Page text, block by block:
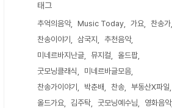
태그
추억의음악 Music Today 가요
찬송가
찬송이야기
삼국지
추천음악
미네르바지난글
뮤지컬
올드팝
굿모닝클래식
미네르바글모음
찬송가이야기
박춘배 찬송
부동산X파일
올드가요
김주탁 굿모닝예수님
영화음악